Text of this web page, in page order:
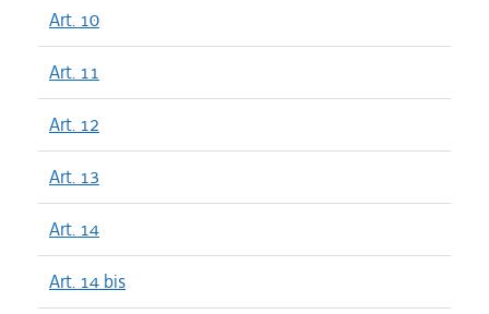
Art. 10
Art. 11
Art. 12
Art. 13
Art. 14
Art. 14 bis